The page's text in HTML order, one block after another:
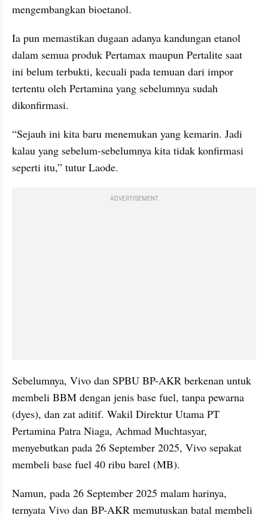
mengembangkan bioetanol.
Ia pun memastikan dugaan adanya kandungan etanol
dalam semua produk Pertamax maupun Pertalite saat
ini belum terbukti, kecuali pada temuan dari impor
tertentu oleh Pertamina yang sebelumnya sudah
dikonfirmasi.
“Sejauh ini kita baru menemukan yang kemarin. Jadi
kalau yang sebelum-sebelumnya kita tidak konfirmasi
seperti itu,” tutur Laode.
ADVERTISEMENT
Sebelumnya, Vivo dan SPBU BP-AKR berkenan untuk
membeli BBM dengan jenis base fuel, tanpa pewarna
(dyes), dan zat aditif. Wakil Direktur Utama PT
Pertamina Patra Niaga, Achmad Muchtasyar,
menyebutkan pada 26 September 2025, Vivo sepakat
membeli base fuel 40 ribu barel (MB).
Namun, pada 26 September 2025 malam harinya,
ternyata Vivo dan BP-AKR memutuskan batal membeli